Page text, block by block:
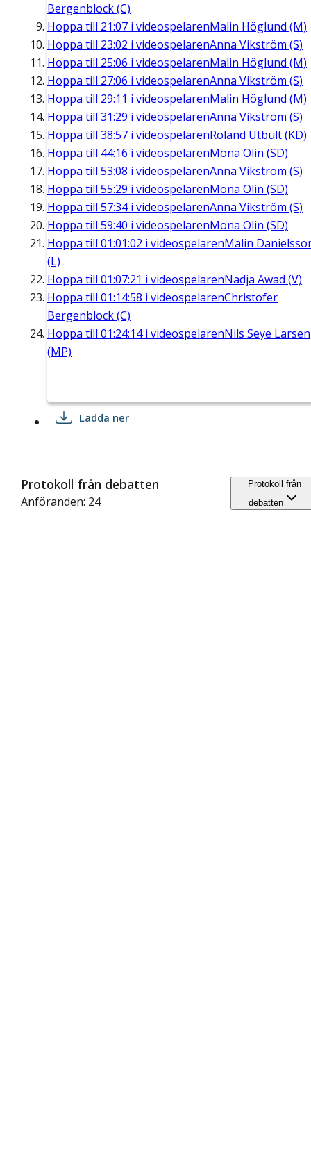
Bergenblock (C)
Hoppa till 21:07 i videospelarenMalin Höglund (M)
Hoppa till 23:02 i videospelarenAnna Vikström (S)
Hoppa till 25:06 i videospelarenMalin Höglund (M)
Hoppa till 27:06 i videospelarenAnna Vikström (S)
Hoppa till 29:11 i videospelarenMalin Höglund (M)
Hoppa till 31:29 i videospelarenAnna Vikström (S)
Hoppa till 38:57 i videospelarenRoland Utbult (KD)
Hoppa till 44:16 i videospelarenMona Olin (SD)
Hoppa till 53:08 i videospelarenAnna Vikström (S)
Hoppa till 55:29 i videospelarenMona Olin (SD)
Hoppa till 57:34i videospelarenAnna Vikström (S)
Hoppa till 59:40 i videospelarenMona Olin (SD)
Hoppa till 01:01:02 i videospelarenMalin
(L)
Hoppa till 01:07:21 i videospelarenNadja Awad (V)
Hoppa till 01:14:58 i videospelarenChristofer
Bergenblock (C)
Hoppa till 01:24:14i videospelarenNils Seye Larsen
(MP)
Ladda ner
Protokoll från debatten
Anföranden: 24
Protokoll från
debatten